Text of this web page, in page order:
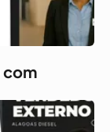
com